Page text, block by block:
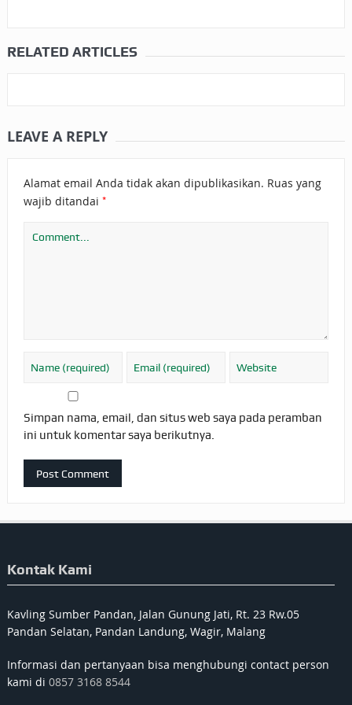
RELATED ARTICLES
LEAVE A REPLY
Alamat email Anda tidak akan dipublikasikan. Ruas yang
wajib ditandai *
Simpan nama, email, dan situs web saya pada peramban
ini untuk komentar saya berikutnya.
Kontak Kami
Kavling Sumber Pandan, Jalan Gunung Jati, Rt. 23 Rw.05
Pandan Selatan, Pandan Landung, Wagir, Malang
Informasi dan pertanyaan bisa menghubungi contact person
kami di 0857 3168 8544